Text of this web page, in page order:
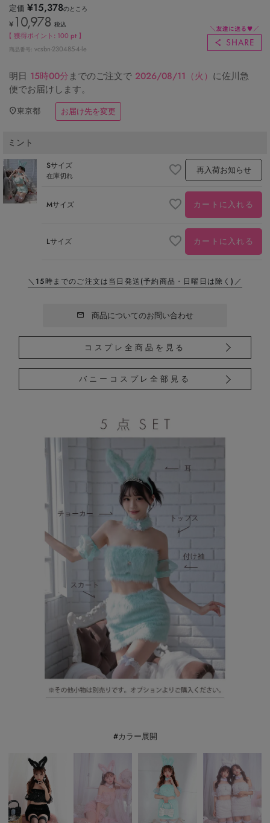
定価 ¥15,378のところ
¥ 10,978 税込
【 獲得ポイント: 100 pt 】
商品番号 vcsbn-230485-4-le
明日 15時00分までのご注文で 2026/08/11（火） に佐川急
便でお届けします。
東京都 お届け先を変更
ミント
Sサイズ
在庫切れ 再入荷お知らせ
Mサイズ カートに入れる
Lサイズ カートに入れる
＼15時までのご注文は当日発送(予約商品・日曜日は除く)／
商品についてのお問い合わせ
コスプレ全商品を見る
バニーコスプレ全部見る
#カラー展開